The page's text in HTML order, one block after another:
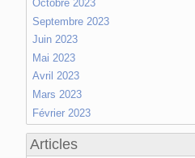
Octobre 2023
Septembre 2023
Juin 2023
Mai 2023
Avril 2023
Mars 2023
Février 2023
Articles